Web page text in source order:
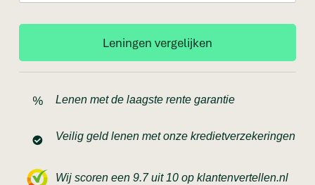
Lenen met de laagste rente garantie
Veilig geld lenen met onze kredietverzekeringen
Wij scoren een 9.7 uit 10 op klantenvertellen.nl